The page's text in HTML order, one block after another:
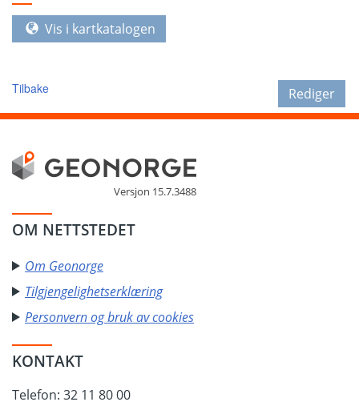
Vis i kartkatalogen
Rediger
Tilbake